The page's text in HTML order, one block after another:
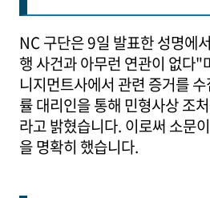
NC 구단은 9일 발표한 성명에
행 사건과 아무런 연관이 없다"
니지먼트사에서 관련 증거를
률 대리인을 통해 민형사상 조
라고 밝혔습니다. 이로써 소문
을 명확히 했습니다.